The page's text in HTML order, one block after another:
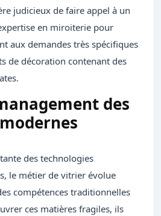
judicieux de faire appel à un
en miroiterie pour
aux demandes très spécifiques
de décoration contenant des
des
des technologies
le métier de vitrier évolue
compétences traditionnelles
ces matières fragiles, ils